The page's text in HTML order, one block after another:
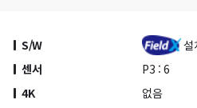
S/W 설
센서
P3 : 6
4K
없음